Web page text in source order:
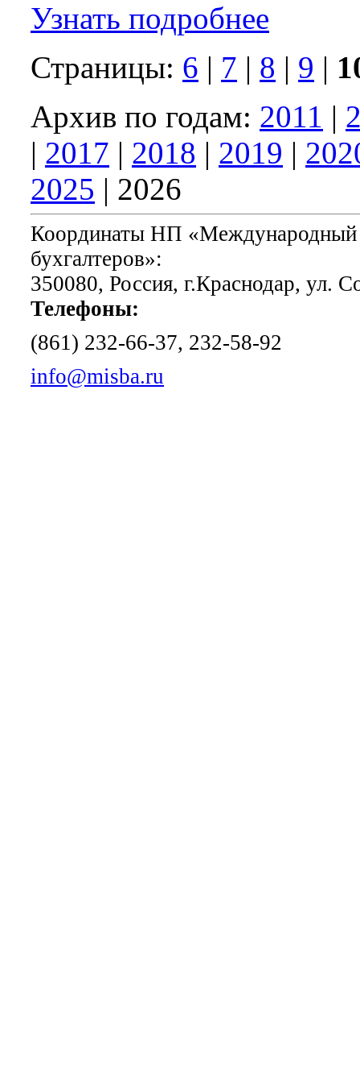
Узнать подробнее
Страницы: 6 | 7 | 8 | 9 |
Архив по годам: 2011 |
| 2017 | 2018 | 2019 |
2025 | 2026
Координаты НП «Международный
бухгалтеров»:
350080, Россия, г.Краснодар, ул.
Телефоны:
(861) 232-66-37, 232-58-92
info@misba.ru